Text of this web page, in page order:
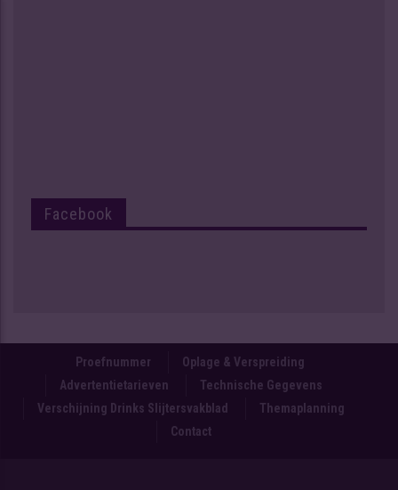
Facebook
Proefnummer
Oplage & Verspreiding
Advertentietarieven
Technische Gegevens
Verschijning Drinks Slijtersvakblad
Themaplanning
Contact